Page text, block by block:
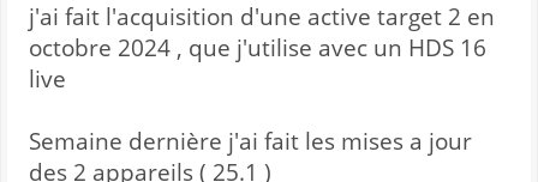
j'ai fait l'acquisition d'une active target 2 en
octobre 2024 , que j'utilise avec un HDS 16
live
Semaine dernière j'ai fait les mises a jour
des 2 appareils ( 25.1 )